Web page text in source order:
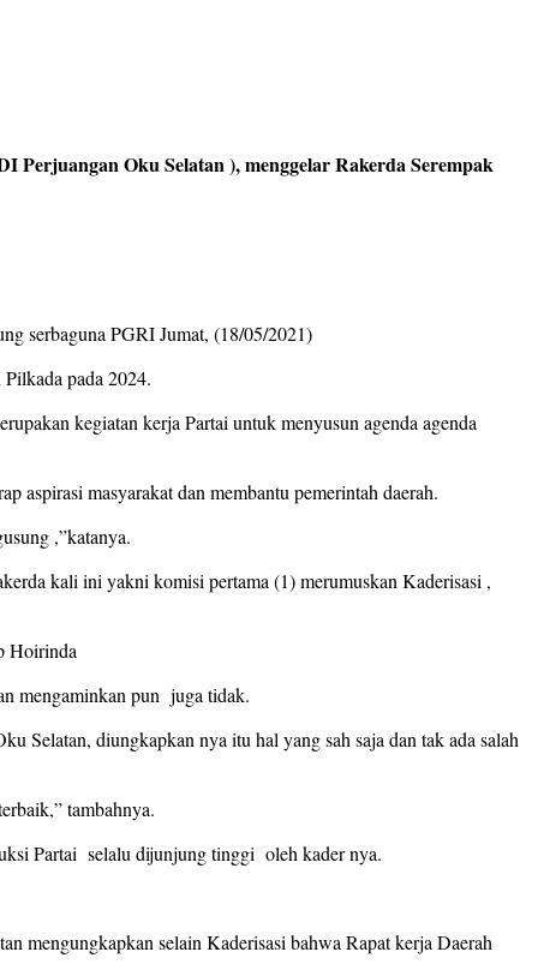
Oku Selatan ), menggelar Rakerda Serempak
serbaguna PGRI Jumat, (18/05/2021)
pada 2024.
kegiatan kerja Partai untuk menyusun agenda agenda
aspirasi masyarakat dan membantu pemerintah daerah.
,”katanya.
kali ini yakni komisi pertama (1) merumuskan Kaderisasi ,
Hoirinda
mengaminkan pun juga tidak.
Selatan, diungkapkan nya itu hal yang sah saja dan tak ada salah
tambahnya.
Partai selalu dijunjung tinggi oleh kader nya.
mengungkapkan selain Kaderisasi bahwa Rapat kerja Daerah